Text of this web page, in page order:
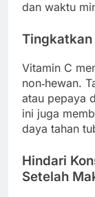
dan waktu
Tingkatkan
Vitamin C
non‑hewan.
atau pepaya
ini juga
daya tahan
Hindari
Setelah